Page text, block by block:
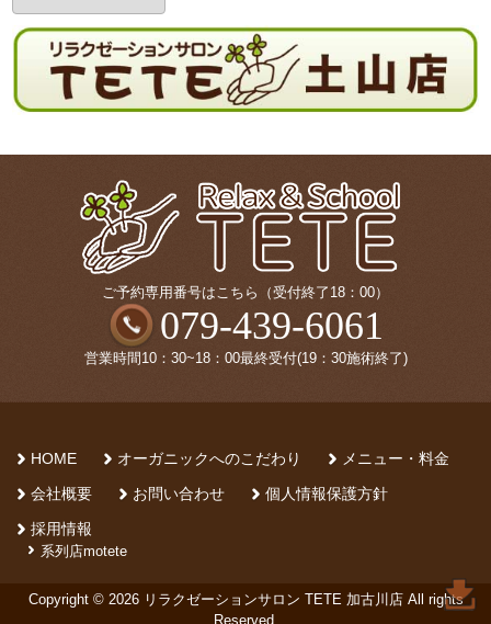
イ
ご予約専用番号はこちら（受付終了18：00）
079-439-6061
営業時間10：30~18：00最終受付(19：30施術終了)
HOME オーガニックへのこだわり メニュー・料金
会社概要 お問い合わせ 個人情報保護方針
採用情報
系列店motete
Copyright © 2026 リラクゼーションサロン TETE 加古川店 All rights
Reserved.